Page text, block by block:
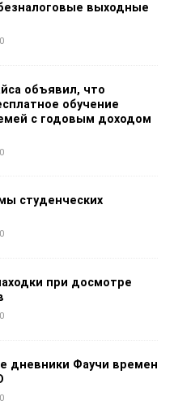
выходные
0
объявил, что
обучение
с годовым доходом
0
студенческих
0
при досмотре
0
дневники Фаучи времен
0